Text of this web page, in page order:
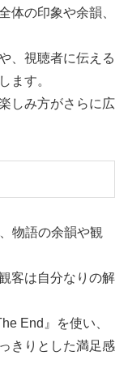
体の印象や余韻、
、視聴者に伝える
ます。
しみ方がさらに広
物語の余韻や観
客は自分なりの解
End』を使い、
きりとした満足感